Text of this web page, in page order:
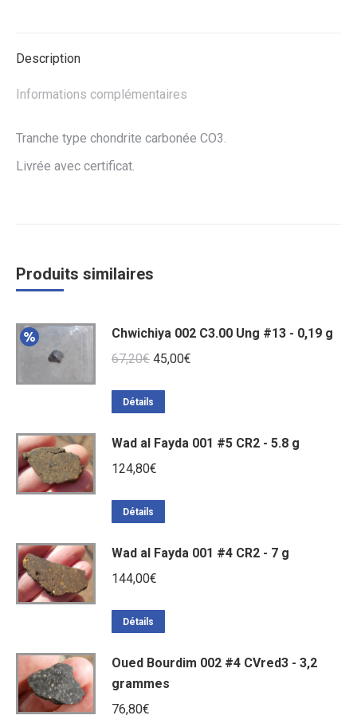
Description
Informations complémentaires
Tranche type chondrite carbonée CO3.
Livrée avec certificat.
Produits similaires
Chwichiya 002 C3.00 Ung #13 - 0,19 g
67,20€ Le
initial
67,20€.
45,00€
45,00€.
Détails
Wad al Fayda 001 #5 CR2 - 5.8 g
124,80€
Détails
Wad al Fayda 001 #4 CR2 - 7 g
144,00€
Détails
Oued Bourdim 002 #4 CVred3 - 3,2
grammes
76,80€